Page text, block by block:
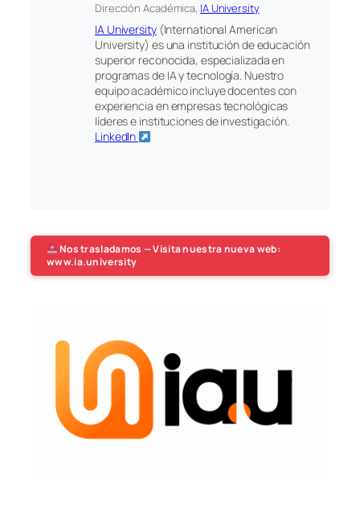
Dirección Académica, IA University
IA University(International American
University) es una institución de educación
superior reconocida, especializada en
programas de IA y tecnología. Nuestro
equipo académico incluye docentes con
experiencia en empresas tecnológicas
líderes e instituciones de investigación.
LinkedIn
Nos trasladamos — Visita nuestra nueva web:
www.ia.university